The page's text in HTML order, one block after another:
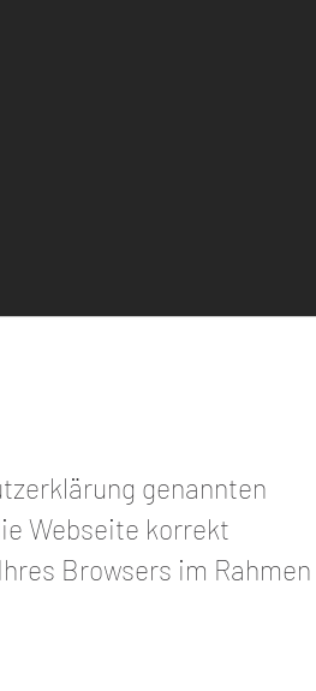
Ausbildung
Online-Bewerbung
genannten
Webseite korrekt
Browsers im